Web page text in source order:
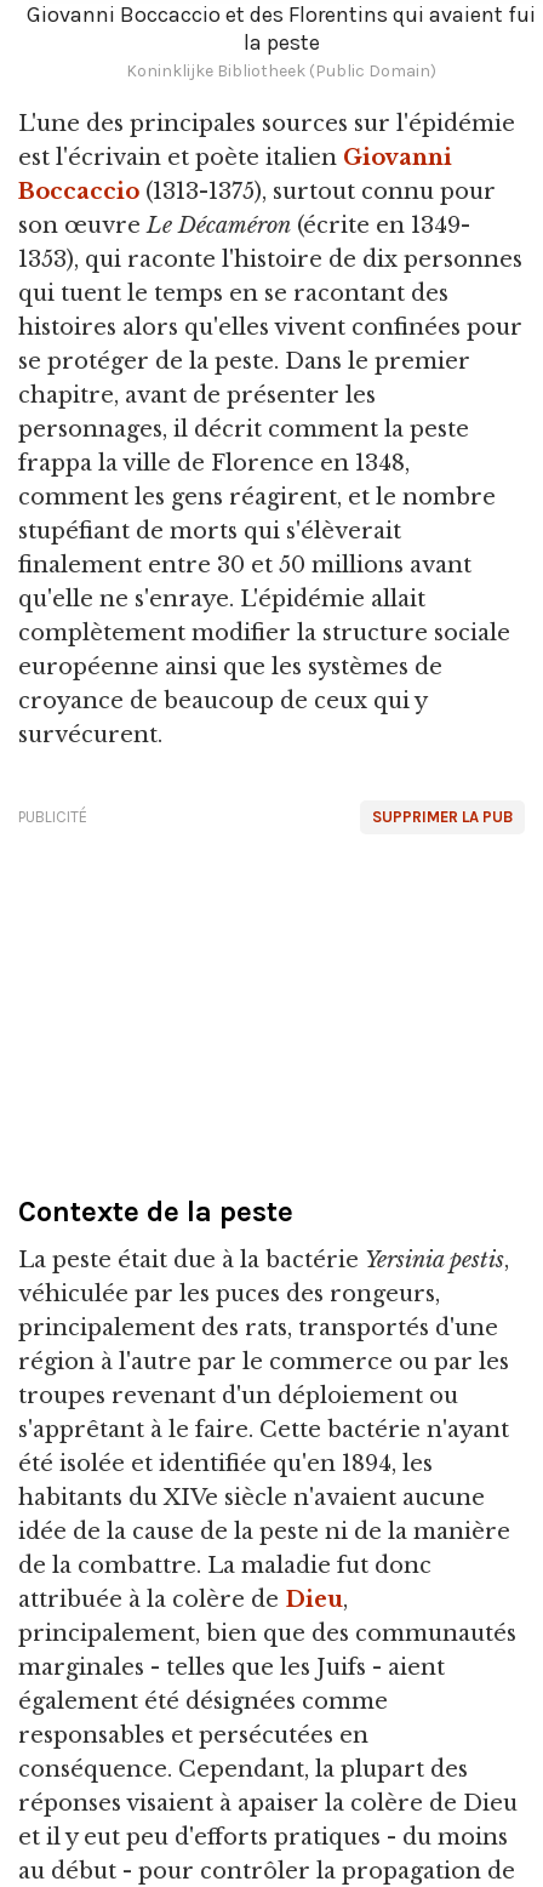
Giovanni Boccaccio et des Florentins qui avaient fui
la peste
Koninklijke Bibliotheek (Public Domain)
L'une des principales sources sur l'épidémie
est l'écrivain et poète italien Giovanni
Boccaccio (1313-1375), surtout connu pour
son œuvreLe Décaméron (écrite en 1349-
1353), qui raconte l'histoire de dix personnes
qui tuent le temps en se racontant des
histoires alors qu'elles vivent confinées pour
se protéger de la peste. Dans le premier
chapitre, avant de présenter les
personnages, il décrit comment la peste
frappa la ville de Florence en 1348,
comment les gens réagirent, et le nombre
stupéfiant de morts qui s'élèverait
finalement entre 30 et 50 millions avant
qu'elle ne s'enraye. L'épidémie allait
complètement modifier la structure sociale
européenne ainsi que les systèmes de
croyance de beaucoup de ceux qui y
survécurent.
SUPPRIMER LA PUB
PUBLICITÉ
Contexte de la peste
La peste était due à la bactérie Yersinia pestis,
véhiculée par les puces des rongeurs,
principalement des rats, transportés d'une
région à l'autre par le commerce ou par les
troupes revenant d'un déploiement ou
s'apprêtant à le faire. Cette bactérie n'ayant
été isolée et identifiée qu'en 1894, les
habitants du XIVe siècle n'avaient aucune
idée de la cause de la peste ni de la manière
de la combattre. La maladie fut donc
attribuée à la colère de Dieu,
principalement, bien que des communautés
marginales - telles que les Juifs - aient
également été désignées comme
responsables et persécutées en
conséquence. Cependant, la plupart des
réponses visaient à apaiser la colère de Dieu
et il y eut peu d'efforts pratiques - du moins
au début - pour contrôler la propagation de